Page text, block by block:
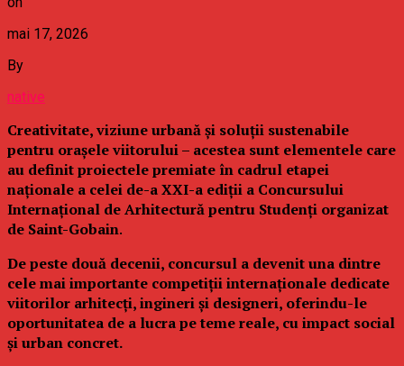
mai 17, 2026
By
native
Creativitate, viziune urbană și soluții sustenabile
pentru orașele viitorului – acestea sunt elementele care
au definit proiectele premiate în cadrul etapei
naționale a celei de-a XXI-a ediții a Concursului
Internațional de Arhitectură pentru Studenți organizat
de Saint-Gobain.
De peste două decenii, concursul a devenit una dintre
cele mai importante competiții internaționale dedicate
viitorilor arhitecți, ingineri și designeri, oferindu-le
oportunitatea de a lucra pe teme reale, cu impact social
și urban concret.